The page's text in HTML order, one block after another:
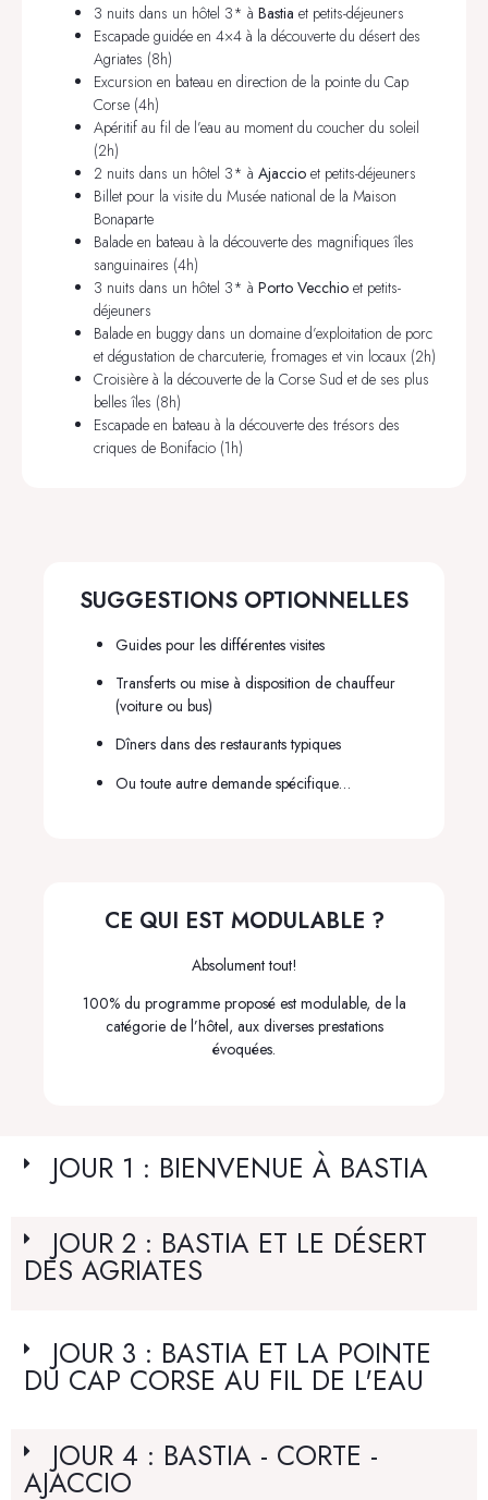
3 nuits dans un hôtel 3* à Bastia et petits-déjeuners
Escapade guidée en 4×4 à la découverte du désert des
Agriates (8h)
Excursion en bateau en direction de la pointe du Cap
Corse (4h)
Apéritif au fil de l’eau au moment du coucher du soleil
(2h)
2 nuits dans un hôtel 3* à Ajaccio et petits-déjeuners
Billet pour la visite du Musée national de la Maison
Bonaparte
Balade en bateau à la découverte des magnifiques îles
sanguinaires (4h)
3 nuits dans un hôtel 3* à Porto Vecchio et petits-
déjeuners
Balade en buggy dans un domaine d’exploitation de porc
et dégustation de charcuterie, fromages et vin locaux (2h)
Croisière à la découverte de la Corse Sud et de ses plus
belles îles (8h)
Escapade en bateau à la découverte des trésors des
criques de Bonifacio (1h)
SUGGESTIONS OPTIONNELLES
Guides pour les différentes visites
Transferts ou mise à disposition de chauffeur
(voiture ou bus)
Dîners dans des restaurants typiques
Ou toute autre demande spécifique…
CE QUI EST MODULABLE ?
Absolument tout!
100% du programme proposé est modulable, de la
catégorie de l’hôtel, aux diverses prestations
évoquées.
JOUR 1 : BIENVENUE À BASTIA
JOUR 2 : BASTIA ET LE DÉSERT
DES AGRIATES
JOUR 3 : BASTIA ET LA POINTE
DU CAP CORSE AU FIL DE L'EAU
JOUR 4 : BASTIA - CORTE -
AJACCIO